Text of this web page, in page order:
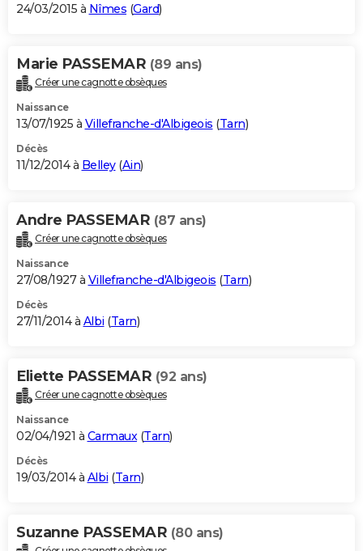
24/03/2015 à Nîmes (Gard)
Marie PASSEMAR (89 ans)
Créer une cagnotte obsèques
Naissance
13/07/1925 à Villefranche-d'Albigeois (Tarn)
Décès
11/12/2014 à Belley(Ain)
Andre PASSEMAR (87 ans)
Créer une cagnotte obsèques
Naissance
27/08/1927 à Villefranche-d'Albigeois (Tarn)
Décès
27/11/2014 à Albi (Tarn)
Eliette PASSEMAR (92 ans)
Créer une cagnotte obsèques
Naissance
02/04/1921 à Carmaux(Tarn)
Décès
19/03/2014 à Albi (Tarn)
Suzanne PASSEMAR (80 ans)